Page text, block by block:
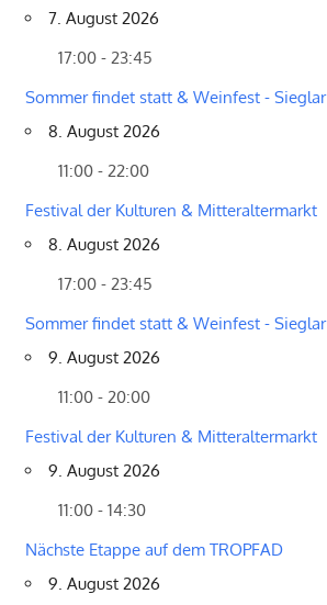
7. August 2026
17:00 - 23:45
Sommer findet statt & Weinfest - Sieglar
8. August 2026
11:00 - 22:00
Festival der Kulturen & Mitteraltermarkt
8. August 2026
17:00 - 23:45
Sommer findet statt & Weinfest - Sieglar
9. August 2026
11:00 - 20:00
Festival der Kulturen & Mitteraltermarkt
9. August 2026
11:00 - 14:30
Nächste Etappe auf dem TROPFAD
9. August 2026